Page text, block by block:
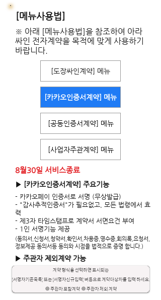
[메뉴사용법]
※ 아래 [메뉴사용법]을 참조하여 아라
싸인 전자계약을 목적에 맞게 사용하기
바랍니다.
[도장싸인계약] 메뉴
[카카오인증서계약] 메뉴
[공동인증서계약] 메뉴
[사업자주관계약] 메뉴
8월30일 서비스종료
▶ [카카오인증서계약] 주요기능
- 카카오페이 인증서로 서명 (무상발급)
- "감사추적인증서"가 필요없고, 모든 법령에서 효
력
- 제3자 타임스탬프로 계약서 서면요건 부여
- 1인 서명기능 제공
(동의서,신청서,청약서,확인서,차용증,영수증,회의록,요청서,
정보제공 동의서등 동의와 시점을 법적으로 증명 합니다.)
▶ 주관자 제외계약 가능